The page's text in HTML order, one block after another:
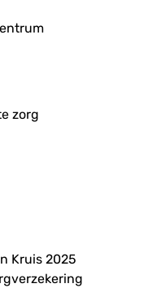
zorg
Kruis 2025